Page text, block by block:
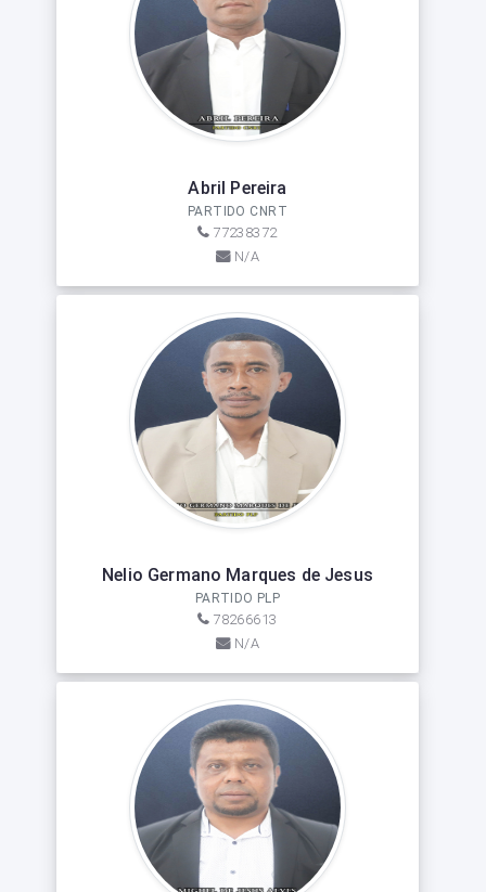
Abril Pereira
PARTIDO CNRT
77238372
N/A
Nelio Germano Marques de Jesus
PARTIDO PLP
78266613
N/A